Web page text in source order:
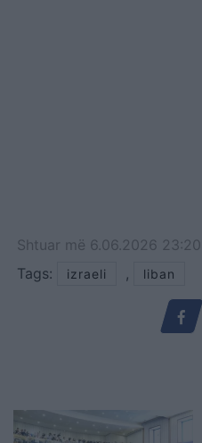
Shtuar më 6.06.2026 23:20
Tags:
izraeli , liban